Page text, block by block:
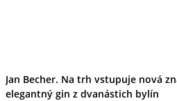
Jan Becher. Na trh vstupuje nová
elegantný gin z dvanástich bylín